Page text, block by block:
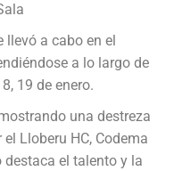
llevó a cabo en el
a lo largo de
19 de enero.
una destreza
Lloberu HC, Codema
destaca el talento y la